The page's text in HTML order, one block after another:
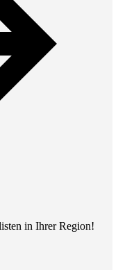
in Ihrer Region!